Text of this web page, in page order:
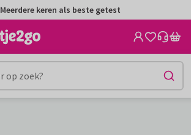
Meerdere keren als beste getest